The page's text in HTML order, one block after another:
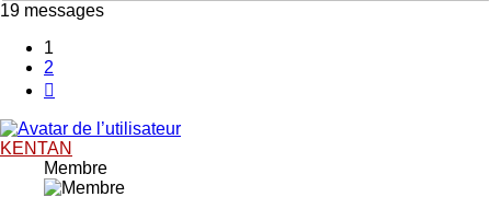
19 messages
1
2
KENTAN
Membre